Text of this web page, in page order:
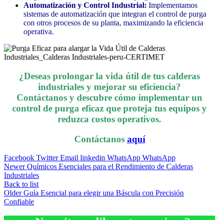
Automatización y Control Industrial: Implementamos
sistemas de automatización que integran el control de purga
con otros procesos de su planta, maximizando la eficiencia
operativa.
¿Deseas prolongar la vida útil de tus calderas
industriales y mejorar su eficiencia?
Contáctanos y descubre cómo implementar un
control de purga eficaz que proteja tus equipos y
reduzca costos operativos.
Contáctanos aquí
Facebook Twitter Email linkedin WhatsApp WhatsApp
Newer Químicos Esenciales para el Rendimiento de Calderas
Industriales
Back to list
Older Guía Esencial para elegir una Báscula con Precisión
Confiable